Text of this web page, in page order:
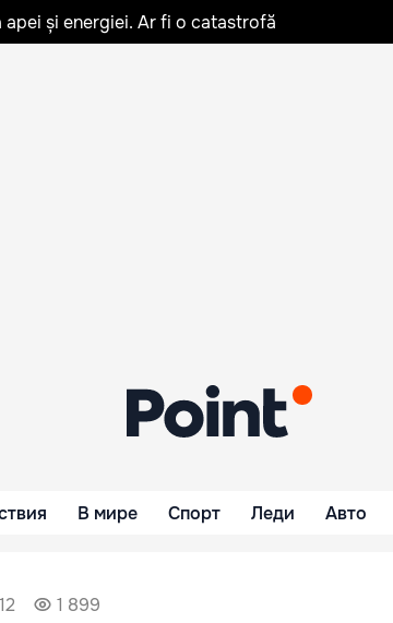
și energiei. Ar fi o catastrofă
В мире Спорт Леди Авто
1 899